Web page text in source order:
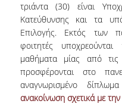
ΥΠΟΨΗΦΙΟΙ
ΠΡΟΓΡΑΜΜΑ
ΑΝΑΛΥΤΙΚΗ
ΠΡΑΚΤΙΚΗ
τριάντα (30) είναι
Κατεύθυνσης και τα
Επιλογής. Εκτός των
φοιτητές
μαθήματα μίας από
προσφέρονται στο
αναγνωρισμένο
ανακοίνωση σχετικά με